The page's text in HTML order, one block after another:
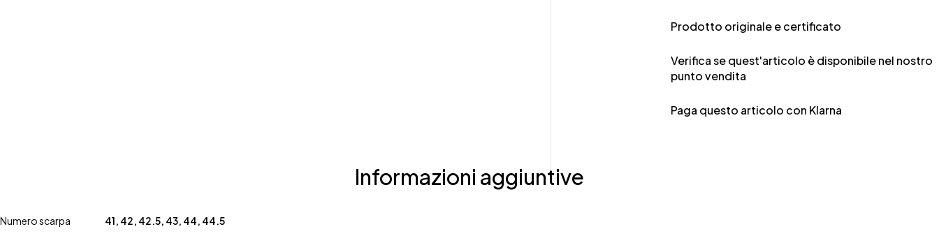
Prodotto originale e certificato
Verifica se quest'articolo è disponibile nel nostro
punto vendita
Paga questo articolo con Klarna
Informazioni aggiuntive
Numero scarpa 41, 42, 42.5, 43, 44, 44.5